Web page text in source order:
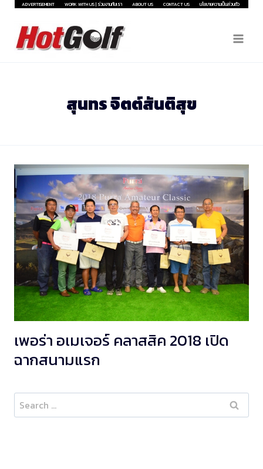
Skip
content
ADVERTISEMENT WORK WITH US | ร่วมงานกับเรา ABOUT US CONTACT US นโยบายความเป็นส่วนตัว
สุนทร จิตต์สันติสุข
เพอร่า อเมเจอร์ คลาสสิค 2018 เปิด
ฉากสนามแรก
Search
for: